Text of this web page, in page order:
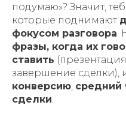
подумаю»? Значит,
которые поднимают
фокусом разговора
фразы, когда их
ставить
завершение сделки),
конверсию средний
сделки